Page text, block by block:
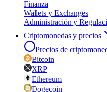
Finanza
Wallets y Exchanges
Administración y
Criptomonedas y precios
Precios de
Bitcoin
XRP
Ethereum
Dogecoin